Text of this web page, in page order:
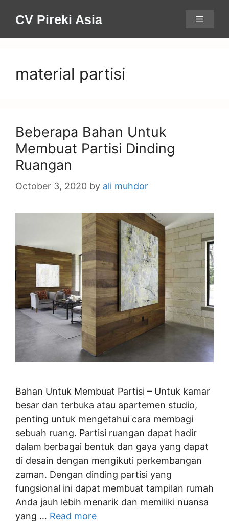
CV Pireki Asia Menu
material partisi
Beberapa Bahan Untuk
Membuat Partisi Dinding
Ruangan
October 3, 2020 by ali muhdor
Bahan Untuk Membuat Partisi – Untuk kamar
besar dan terbuka atau apartemen studio,
penting untuk mengetahui cara membagi
sebuah ruang. Partisi ruangan dapat hadir
dalam berbagai bentuk dan gaya yang dapat
di desain dengan mengikuti perkembangan
zaman. Dengan dinding partisi yang
fungsional ini dapat membuat tampilan rumah
Anda jauh lebih menarik dan memiliki nuansa
yang … Read more